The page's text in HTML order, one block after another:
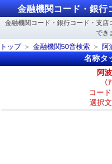
金融機関コード・銀行
金融機関コード・銀行コード・支
でき
トップ
金融機関50音検索 阿
名称タ
阿
（
コード
選択